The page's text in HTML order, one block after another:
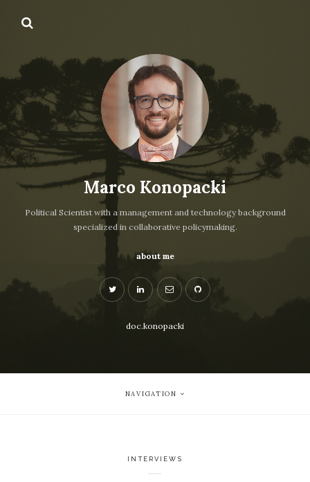
Marco Konopacki
Political Scientist with a management and technology background
specialized in collaborative policymaking.
about me
doc.konopacki
NAVIGATION
INTERVIEWS